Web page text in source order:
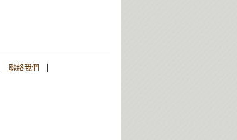
聯絡我們 |